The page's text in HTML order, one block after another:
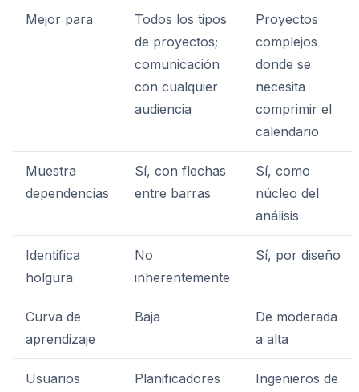
Mejor para
Todos los tipos
de proyectos;
comunicación
con cualquier
audiencia
Proyectos
complejos
donde se
necesita
comprimir el
calendario
Muestra
dependencias
Sí, con flechas
entre barras
Sí, como
núcleo del
análisis
Identifica
holgura
No
inherentemente
Sí, por diseño
Curva de
aprendizaje
Baja
De moderada
a alta
Usuarios
Planificadores
Ingenieros de